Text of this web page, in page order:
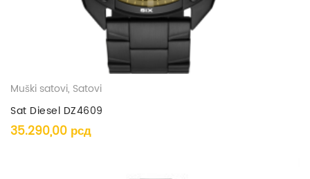
Muški satovi, Satovi
Sat Diesel DZ4609
35.290,00 рсд